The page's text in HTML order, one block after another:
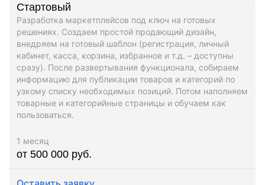
Стартовый
Разработка маркетплейсов под ключ на готовых
решениях. Создаем простой продающий дизайн,
внедряем на готовый шаблон (регистрация, личный
кабинет, касса, корзина, избранное и т.д. – доступны
сразу). После развертывания функционала, собираем
информацию для публикации товаров и категорий по
узкому списку необходимых позиций. Потом наполняем
товарные и категорийные страницы и обучаем как
пользоваться.
1 месяц
от 500 000 руб.